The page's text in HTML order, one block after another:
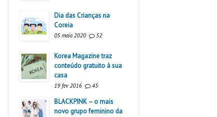
Dia das Crianças na
Coreia
05 maio 2020 52
Korea Magazine traz
conteúdo gratuito à sua
casa
19 fev 2016 45
BLACKPINK – o mais
novo grupo feminino da